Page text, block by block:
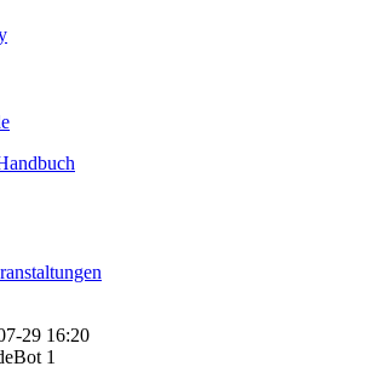
29 16:20
1